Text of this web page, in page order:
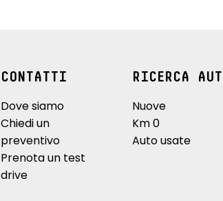
CONTATTI
Dove siamo
Chiedi un
preventivo
Prenota un test
drive
RICERCA
Nuove
Km 0
Auto usate